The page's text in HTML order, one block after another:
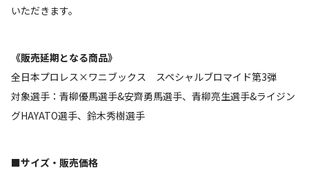
いただきます。
《販売延期となる商品》
全日本プロレス×ワニブックス スペシャルブロマイド第3弾
対象選手：青柳優馬選手&安齊勇馬選手、青柳亮生選手&ライジン
グHAYATO選手、鈴木秀樹選手
■サイズ・販売価格